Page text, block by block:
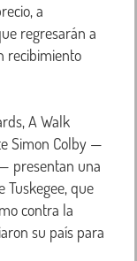
a
regresarán a
recibimiento
A Walk
Simon Colby —
presentan una
Tuskegee, que
contra la
su país para